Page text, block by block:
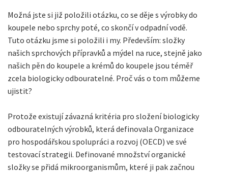
Možná jste si již položili otázku, co se děje s výrobky do
koupele nebo sprchy poté, co skončí v odpadní vodě.
Tuto otázku jsme si položili i my. Především: složky
našich sprchových přípravků a mýdel na ruce, stejně jako
našich pěn do koupele a krémů do koupele jsou téměř
zcela biologicky odbouratelné. Proč vás o tom můžeme
ujistit?
Protože existují závazná kritéria pro složení biologicky
odbouratelných výrobků, která definovala Organizace
pro hospodářskou spolupráci a rozvoj (OECD) ve své
testovací strategii. Definované množství organické
složky se přidá mikroorganismům, které ji pak začnou